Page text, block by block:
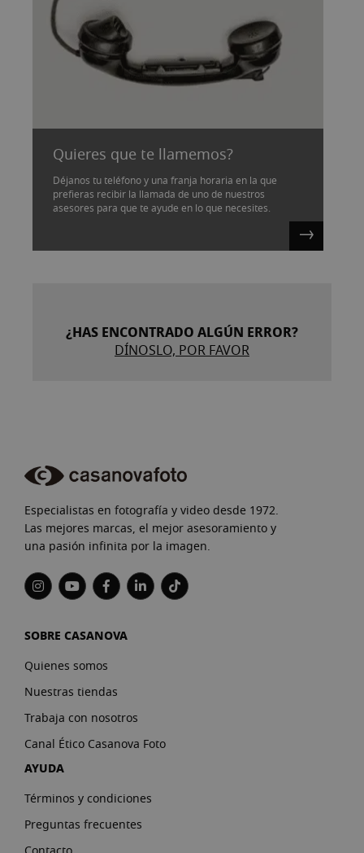
Quieres que te llamemos?
Déjanos tu teléfono y una franja horaria en la que
prefieras recibir la llamada de uno de nuestros
asesores para que te ayude en lo que necesites.
¿HAS ENCONTRADO ALGÚN ERROR?
DÍNOSLO, POR FAVOR
Especialistas en fotografía y video desde 1972.
Las mejores marcas, el mejor asesoramiento y
una pasión infinita por la imagen.
SOBRE CASANOVA
Quienes somos
Nuestras tiendas
Trabaja con nosotros
Canal Ético Casanova Foto
AYUDA
Términos y condiciones
Preguntas frecuentes